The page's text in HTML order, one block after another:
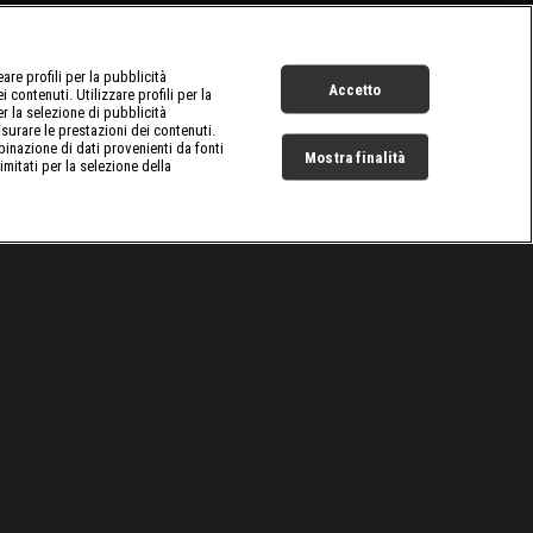
profili per la pubblicità
contenuti. Utilizzare profili per la
la selezione di pubblicità
le prestazioni dei contenuti.
di dati provenienti da fonti
per la selezione della
Accetto
Mostra finalità